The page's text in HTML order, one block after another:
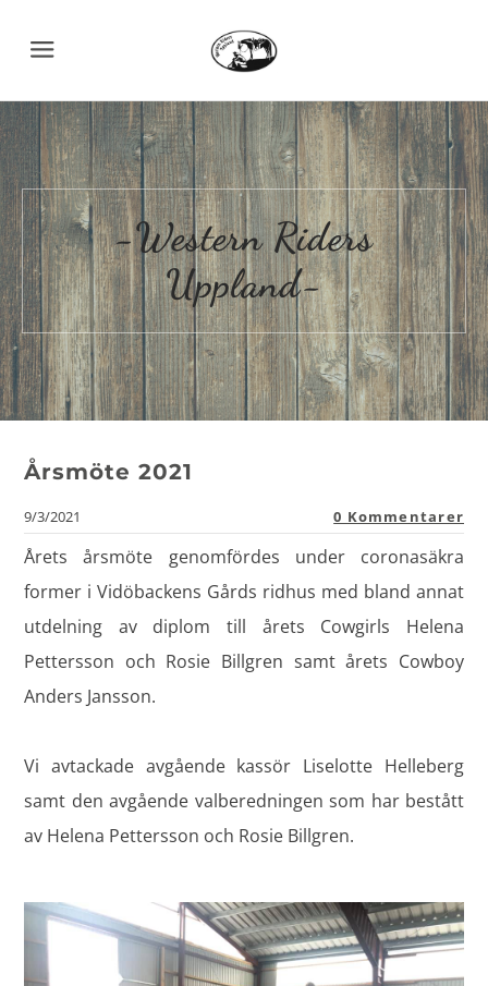
Menu
-Western Riders
Uppland-
Årsmöte 2021
9/3/2021 0 Kommentarer
Årets årsmöte genomfördes under coronasäkra
former i Vidöbackens Gårds ridhus med bland annat
utdelning av diplom till årets Cowgirls Helena
Pettersson och Rosie Billgren samt årets Cowboy
Anders Jansson.
​Vi avtackade avgående kassör Liselotte Helleberg
samt den avgående valberedningen som har bestått
av Helena Pettersson och Rosie Billgren.